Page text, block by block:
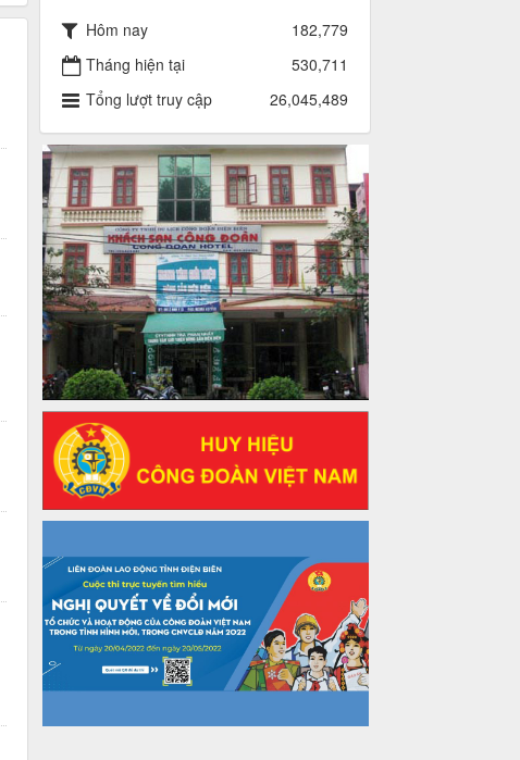
485/QĐ-LĐLĐ
Quyết định về việc công bố công khai
quyết toán ngân sách nhà nước năm
2024
Thời gian đăng: 29/04/2025
2930/TLĐ-TC
Công văn số 2930/TLĐ-TC, ngày
31/12/2024 của Tổng LĐLĐ Việt Nam
về việc quy định tỷ lệ phân phối tự động
KPCĐ 2% qua tài khoản Công đoàn
Việt Nam về các cấp Công đoàn năm
2025
Thời gian đăng: 06/01/2025
lượt xem: 1067 | lượt tải:437
47-TTCĐ/BTGTU
Thông tin chuyên đề: Một số nôi dung
về sắp xếp tổ chức bộ máy của hệ
thống chính trị tinh gọn, hoạt động hiệu
lực, hiệu quả
Thời gian đăng: 25/12/2024
lượt xem: 1225 | lượt tải:339
37/HD-TLĐ
và hoạt động của Ban Thanh tra Nhân
dân
Thời gian đăng: 27/12/2024
lượt xem: 4949 | lượt tải:1352
35/HD-TLĐ
Hướng dẫn thực hiện một số nội dung
chi liên quan đến công tác kiểm tra,
Hôm nay
182,779
Tháng hiện tại
530,711
Tổng lượt truy cập
26,045,489